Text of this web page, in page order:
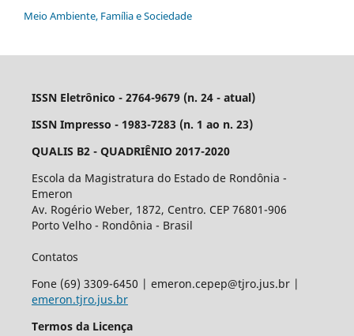
Meio Ambiente, Família e Sociedade
ISSN Eletrônico - 2764-9679 (n. 24 - atual)
ISSN Impresso - 1983-7283 (n. 1 ao n. 23)
QUALIS B2 - QUADRIÊNIO 2017-2020
Escola da Magistratura do Estado de Rondônia -
Emeron
Av. Rogério Weber, 1872, Centro. CEP 76801-906
Porto Velho - Rondônia - Brasil
Contatos
Fone (69) 3309-6450 | emeron.cepep@tjro.jus.br |
emeron.tjro.jus.br
Termos da Licença